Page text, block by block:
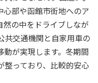
心部や函館市街地へのア
然の中をドライブしなが
共交通機関と自家用車の
が実現します。冬期間
整っており、比較的安心